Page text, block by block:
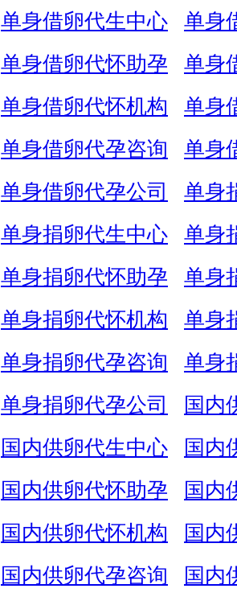
单身借卵代生中心
单身
单身借卵代怀助孕
单身
单身借卵代怀机构
单身
单身借卵代孕咨询
单身
单身借卵代孕公司
单身
单身捐卵代生中心
单身
单身捐卵代怀助孕
单身
单身捐卵代怀机构
单身
单身捐卵代孕咨询
单身
单身捐卵代孕公司
国内
国内供卵代生中心
国内
国内供卵代怀助孕
国内
国内供卵代怀机构
国内
国内供卵代孕咨询
国内